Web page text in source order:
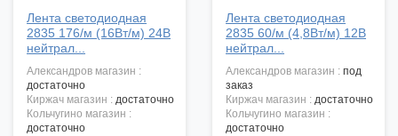
Лента светодиодная
2835 176/м (16Вт/м) 24В
нейтрал...
александров магазин :
достаточно
киржач магазин : достаточно
кольчугино магазин :
достаточно
Лента светодиодная
2835 60/м (4,8Вт/м) 12В
нейтрал...
александров магазин : под
заказ
киржач магазин : достаточно
кольчугино магазин :
достаточно